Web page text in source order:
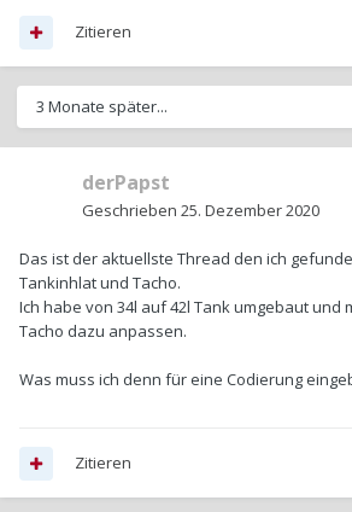
Zitieren
3 Monate später...
derPapst
Geschrieben 25. Dezember 2020
Das ist der aktuellste Thread den ich
Tankinhlat und Tacho.
Ich habe von 34l auf 42l Tank umgebaut und
Tacho dazu anpassen.
Was muss ich denn für eine Codierung
Zitieren